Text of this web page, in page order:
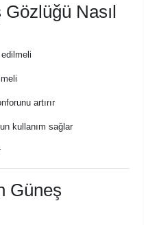
Nasıl
artırır
kullanım sağlar
Güneş